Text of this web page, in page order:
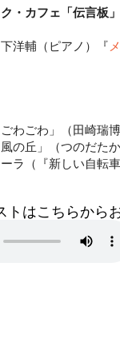
・カフェ「伝言板」
洋輔（ピアノ）『
わごわ」（田崎瑞博
の丘」（つのだたか
ラ（『新しい自転
はこちらから